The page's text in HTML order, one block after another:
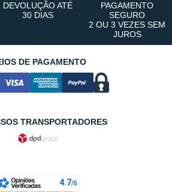
DEVOLUÇÃO ATÉ
30 DIAS
PAGAMENTO
SEGURO
2 OU 3 VEZES SEM
JUROS
DE PAGAMENTO
TRANSPORTADORES